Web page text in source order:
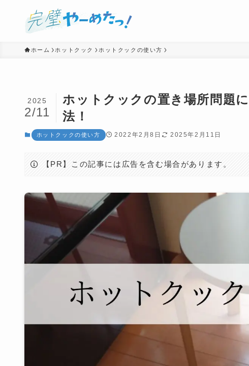
ホーム ホットクック ホットクックの使い方
ホットクックの置き場所問題
法！
2025
2/11
ホットクックの使い方 2022年2月8日 2025年2月11日
【PR】この記事には広告を含む場合があります。